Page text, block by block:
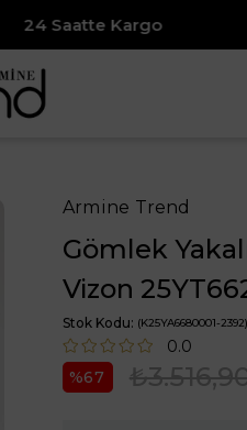
Armine Trend
Gömlek
Vizon
Stok Kodu (K25YA6680001-2392)
0.0
67